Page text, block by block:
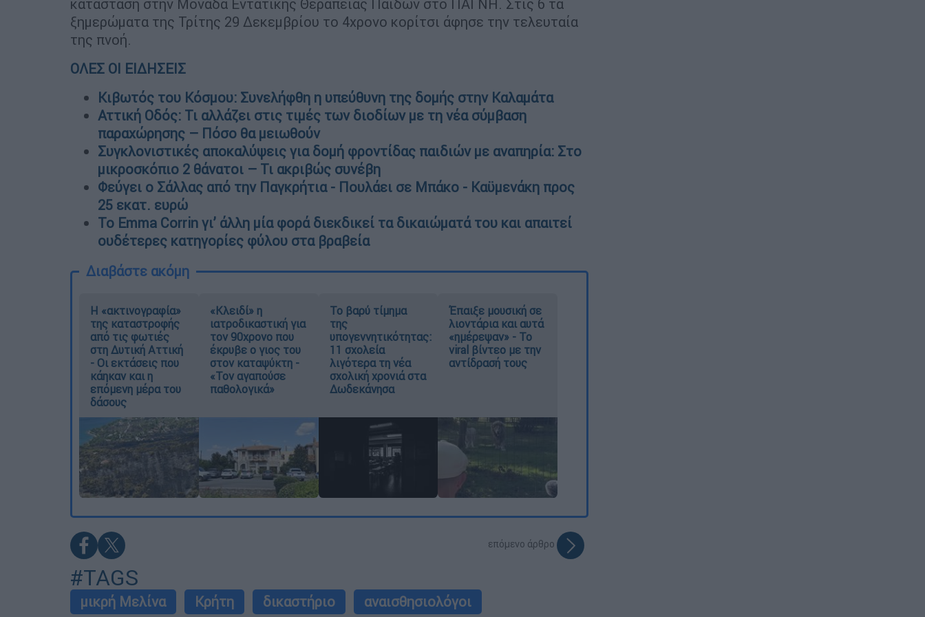
κατάσταση στην Μονάδα Εντατικής Θεραπείας Παίδων στο ΠΑΓΝΗ. Στις 6 τα
ξημερώματα της Τρίτης 29 Δεκεμβρίου το 4χρονο κορίτσι άφησε την τελευταία
της πνοή.
ΟΛΕΣ ΟΙ ΕΙΔΗΣΕΙΣ
Κιβωτός του Κόσμου: Συνελήφθη η υπεύθυνη της δομής στην Καλαμάτα
Αττική Οδός: Τι αλλάζει στις τιμές των διοδίων με τη νέα σύμβαση
παραχώρησης – Πόσο θα μειωθούν
Συγκλονιστικές αποκαλύψεις για δομή φροντίδας παιδιών με αναπηρία: Στο
μικροσκόπιο 2 θάνατοι – Τι ακριβώς συνέβη
Φεύγει ο Σάλλας από την Παγκρήτια - Πουλάει σε Μπάκο - Καϋμενάκη προς
25 εκατ. ευρώ
Το Emma Corrin γι’ άλλη μία φορά διεκδικεί τα δικαιώματά του και απαιτεί
ουδέτερες κατηγορίες φύλου στα βραβεία
Διαβάστε ακόμη
Η «ακτινογραφία»
της καταστροφής
από τις φωτιές
στη Δυτική Αττική
- Οι εκτάσεις που
κάηκαν και η
επόμενη μέρα του
δάσους
«Κλειδί» η
ιατροδικαστική για
τον 90χρονο που
έκρυβε ο γιος του
στον καταψύκτη -
«Τον αγαπούσε
παθολογικά»
Το βαρύ τίμημα
της
υπογεννητικότητας:
11 σχολεία
λιγότερα τη νέα
σχολική χρονιά στα
Δωδεκάνησα
Έπαιξε μουσική σε
λιοντάρια και αυτά
«ημέρεψαν» - Το
viral βίντεο με την
αντίδρασή τους
επόμενο άρθρο
#TAGS
μικρή Μελίνα Κρήτη δικαστήριο αναισθησιολόγοι